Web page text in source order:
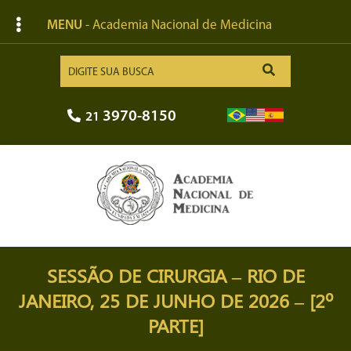
MENU - Academia Nacional de Medicina
21 3970-8150
SESSÃO DE CIRURGIA – RIO DE
JANEIRO, 25 DE JUNHO DE 2026 – [2º
PARTE]